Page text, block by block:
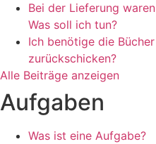
Bei der Lieferung
Was soll ich tun?
Ich benötige die
zurückschicken?
Alle Beiträge anzeigen
Aufgaben
Was ist eine Aufgabe?